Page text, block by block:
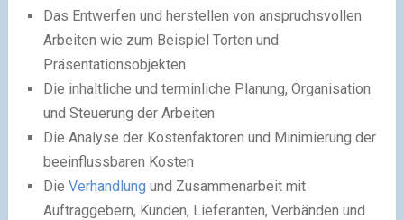
Das Entwerfen und herstellen von anspruchsvollen
Arbeiten wie zum Beispiel Torten und
Präsentationsobjekten
Die inhaltliche und terminliche Planung, Organisation
und Steuerung der Arbeiten
Die Analyse der Kostenfaktoren und Minimierung der
beeinflussbaren Kosten
Die Verhandlung und Zusammenarbeit mit
Auftraggebern, Kunden, Lieferanten, Verbänden und